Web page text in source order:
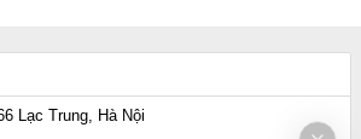
Lạc Trung, Hà Nội